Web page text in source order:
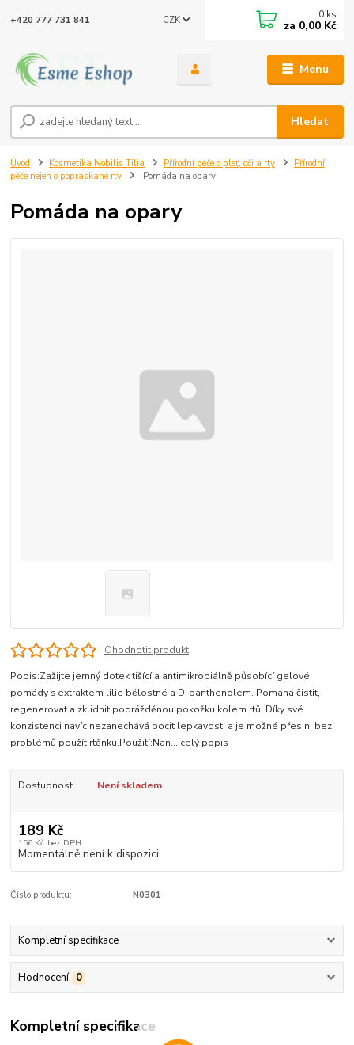
Menu
CZK
Hledat
+420 777 731 841 0 ks
za 0,00 Kč
Úvod Kosmetika Nobilis Tilia Přírodní péče o pleť, oči a rty
Přírodní
péče nejen o popraskané rty
Pomáda na opary
Pomáda na opary
Ohodnotit produkt
Popis:Zažijte jemný dotek tišící a antimikrobiálně působící gelové
pomády s extraktem lilie bělostné a D-panthenolem. Pomáhá čistit,
regenerovat a zklidnit podrážděnou pokožku kolem rtů. Díky své
konzistenci navíc nezanechává pocit lepkavosti a je možné přes ni bez
problémů použít rtěnku.Použití:Nan... celý popis
Dostupnost Není skladem
189 Kč
156 Kč bez DPH
Momentálně není k dispozici
Číslo produktu: N0301
Kompletní specifikace
Hodnocení 0
Kompletní specifikace